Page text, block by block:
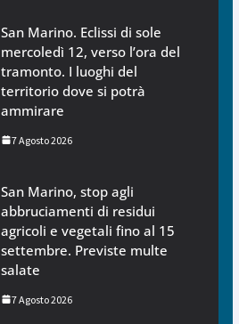
San Marino. Eclissi di sole
mercoledì 12, verso l’ora del
tramonto. I luoghi del
territorio dove si potrà
ammirare
7 Agosto 2026
San Marino, stop agli
abbruciamenti di residui
agricoli e vegetali fino al 15
settembre. Previste multe
salate
7 Agosto 2026